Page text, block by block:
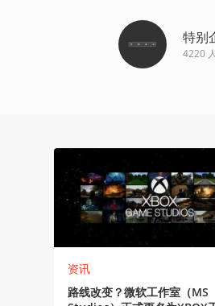
特别
4220
资讯
路线改变？微软工作室（MS